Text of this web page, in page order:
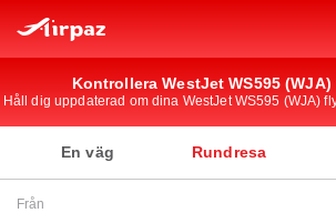
Kontrollera WestJet WS595
Håll dig uppdaterad om dina WestJet WS595 (WJA)
En väg Rundresa
Från